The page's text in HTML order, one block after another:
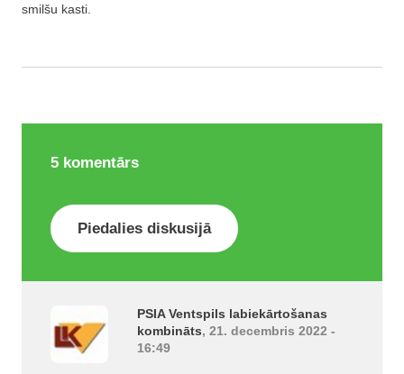
smilšu kasti.
5 komentārs
Piedalies diskusijā
PSIA Ventspils labiekārtošanas
kombināts, 21. decembris 2022 -
16:49